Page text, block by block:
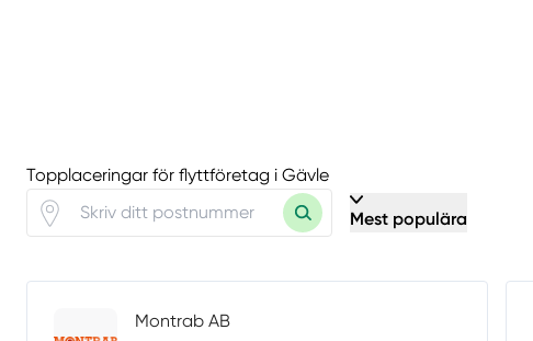
Topplaceringar för flyttföretag i Gävle
Mest populära
Montrab AB